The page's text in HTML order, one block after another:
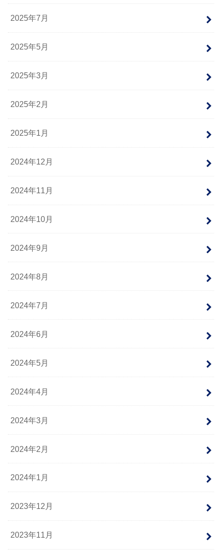
2025年7月
2025年5月
2025年3月
2025年2月
2025年1月
2024年12月
2024年11月
2024年10月
2024年9月
2024年8月
2024年7月
2024年6月
2024年5月
2024年4月
2024年3月
2024年2月
2024年1月
2023年12月
2023年11月